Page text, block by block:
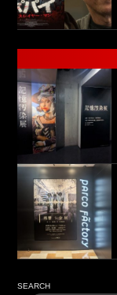
SEARCH